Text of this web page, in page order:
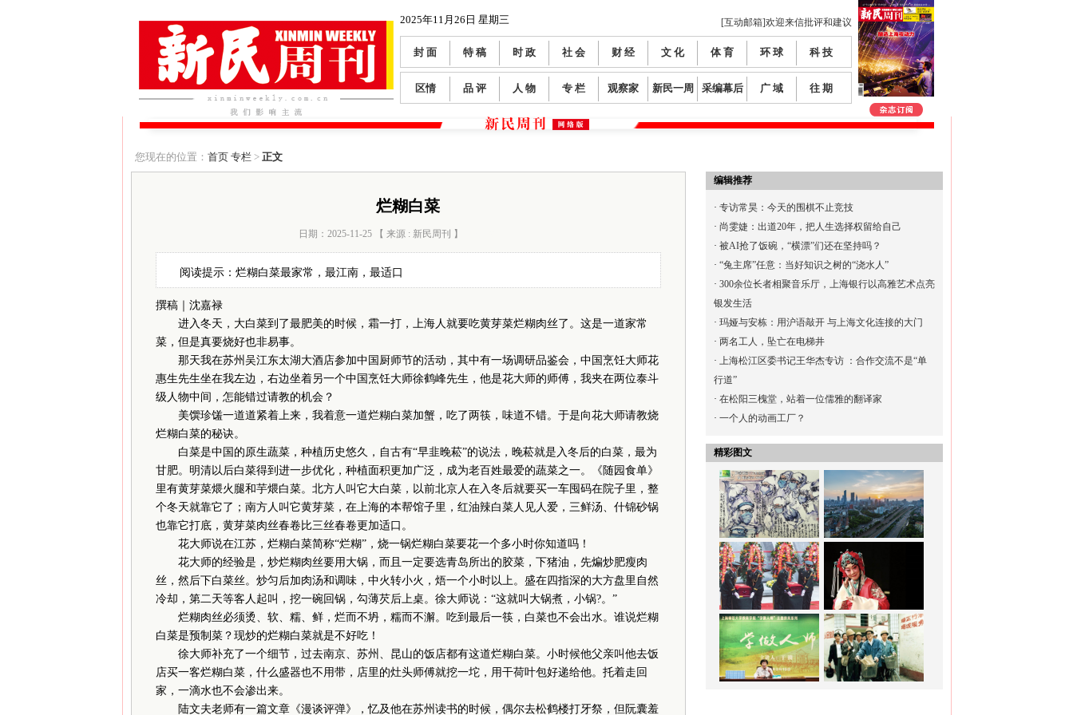
2025年11月26日 星期三 [互动邮箱]欢迎来信批评和建议
封 面 特 稿 时 政 社 会 财 经 文 化 体 育 环 球 科 技
区情 品 评 人 物 专 栏 观察家 新民一周 采编幕后 广 域 往 期
您现在的位置： 首页 专栏> 正文
烂糊白菜
日期：2025-11-25 【 来源 : 新民周刊 】
阅读提示：烂糊白菜最家常，最江南，最适口
撰稿｜沈嘉禄
进入冬天，大白菜到了最肥美的时候，霜一打，上海人就要吃黄芽菜烂糊肉丝了。这是一道家常
菜，但是真要烧好也非易事。
那天我在苏州吴江东太湖大酒店参加中国厨师节的活动，其中有一场调研品鉴会，中国烹饪大师花
惠生先生坐在我左边，右边坐着另一个中国烹饪大师徐鹤峰先生，他是花大师的师傅，我夹在两位泰斗
级人物中间，怎能错过请教的机会？
美馔珍馐一道道紧着上来，我着意一道烂糊白菜加蟹，吃了两筷，味道不错。于是向花大师请教烧
烂糊白菜的秘诀。
白菜是中国的原生蔬菜，种植历史悠久，自古有“早韭晚菘”的说法，晚菘就是入冬后的白菜，最为
甘肥。明清以后白菜得到进一步优化，种植面积更加广泛，成为老百姓最爱的蔬菜之一。《随园食单》
里有黄芽菜煨火腿和芋煨白菜。北方人叫它大白菜，以前北京人在入冬后就要买一车囤码在院子里，整
个冬天就靠它了；南方人叫它黄芽菜，在上海的本帮馆子里，红油辣白菜人见人爱，三鲜汤、什锦砂锅
也靠它打底，黄芽菜肉丝春卷比三丝春卷更加适口。
花大师说在江苏，烂糊白菜简称“烂糊”，烧一锅烂糊白菜要花一个多小时你知道吗！
花大师的经验是，炒烂糊肉丝要用大锅，而且一定要选青岛所出的胶菜，下猪油，先煸炒肥瘦肉
丝，然后下白菜丝。炒匀后加肉汤和调味，中火转小火，焐一个小时以上。盛在四指深的大方盘里自然
冷却，第二天等客人起叫，挖一碗回锅，勾薄芡后上桌。徐大师说：“这就叫大锅煮，小锅?。”
烂糊肉丝必须烫、软、糯、鲜，烂而不坍，糯而不澥。吃到最后一筷，白菜也不会出水。谁说烂糊
白菜是预制菜？现炒的烂糊白菜就是不好吃！
徐大师补充了一个细节，过去南京、苏州、昆山的饭店都有这道烂糊白菜。小时候他父亲叫他去饭
店买一客烂糊白菜，什么盛器也不用带，店里的灶头师傅就挖一坨，用干荷叶包好递给他。托着走回
家，一滴水也不会渗出来。
陆文夫老师有一篇文章《漫谈评弹》，忆及他在苏州读书的时候，偶尔去松鹤楼打牙祭，但阮囊羞
编辑推荐
· 专访常昊：今天的围棋不止竞技
· 尚雯婕：出道20年，把人生选择权留给自己
· 被AI抢了饭碗，“横漂”们还在坚持吗？
· “兔主席”任意：当好知识之树的“浇水人”
· 300余位长者相聚音乐厅，上海银行以高雅艺术点亮
银发生活
· 玛娅与安栋：用沪语敲开 与上海文化连接的大门
· 两名工人，坠亡在电梯井
· 上海松江区委书记王华杰专访 ：合作交流不是“单
行道”
· 在松阳三槐堂，站着一位儒雅的翻译家
· 一个人的动画工厂？
精彩图文